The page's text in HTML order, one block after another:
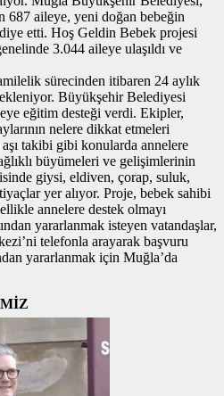
687 aileye, yeni doğan bebeğin
etti. Hoş Geldin Bebek projesi
3.044 aileye ulaşıldı ve
sürecinden itibaren 24 aylık
Büyükşehir Belediyesi
eğitim desteği verdi. Ekipler,
nelere dikkat etmeleri
takibi gibi konularda annelere
büyümeleri ve gelişimlerinin
giysi, eldiven, çorap, suluk,
yer alıyor. Proje, bebek sahibi
annelere destek olmayı
yararlanmak isteyen vatandaşlar,
telefonla arayarak başvuru
yararlanmak için Muğla’da